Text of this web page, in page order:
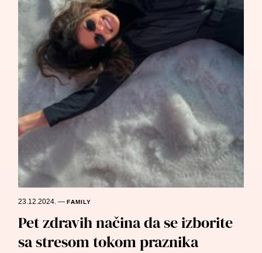
23.12.2024.—FAMILY
Pet zdravih načina da se izborite
sa stresom tokom praznika